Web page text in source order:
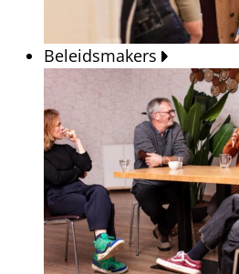
Beleidsmakers